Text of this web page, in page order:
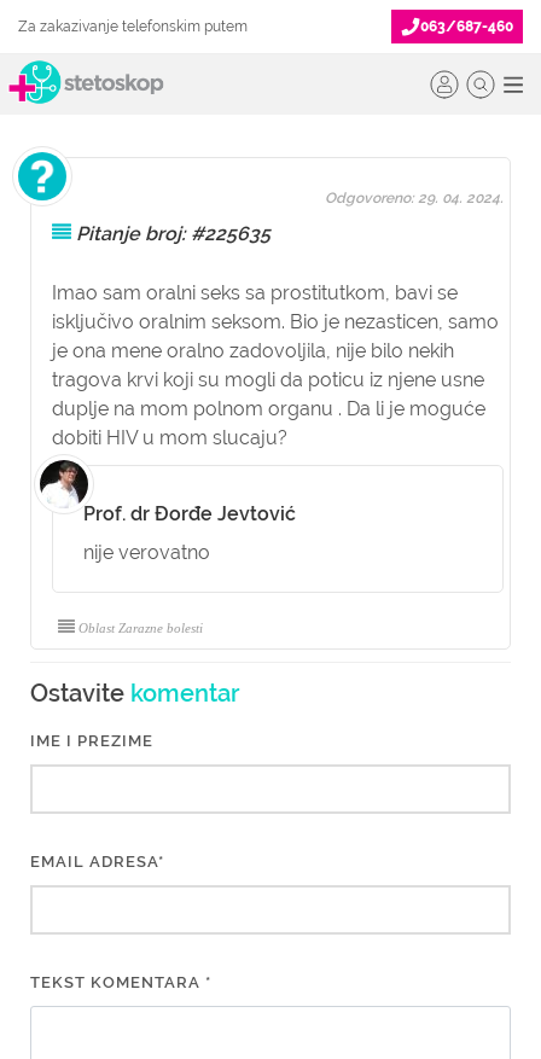
Za zakazivanje telefonskim putem 063/687-460
Pitanje broj: #225635
Imao sam oralni seks sa prostitutkom, bavi se
isključivo oralnim seksom. Bio je nezasticen, samo
je ona mene oralno zadovoljila, nije bilo nekih
tragova krvi koji su mogli da poticu iz njene usne
duplje na mom polnom organu . Da li je moguće
dobiti HIV u mom slucaju?
Odgovoreno: 29. 04. 2024.
Prof. dr Đorđe Jevtović
nije verovatno
Oblast Zarazne bolesti
Ostavite komentar
IME I PREZIME
EMAIL ADRESA*
TEKST KOMENTARA *